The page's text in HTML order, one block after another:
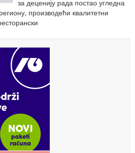
за деценију рада постао угледна
производећи квалитетни